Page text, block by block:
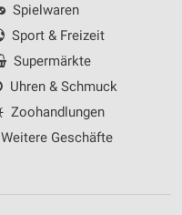
Spielwaren
Sport & Freizeit
Supermärkte
Uhren & Schmuck
Zoohandlungen
Weitere Geschäfte